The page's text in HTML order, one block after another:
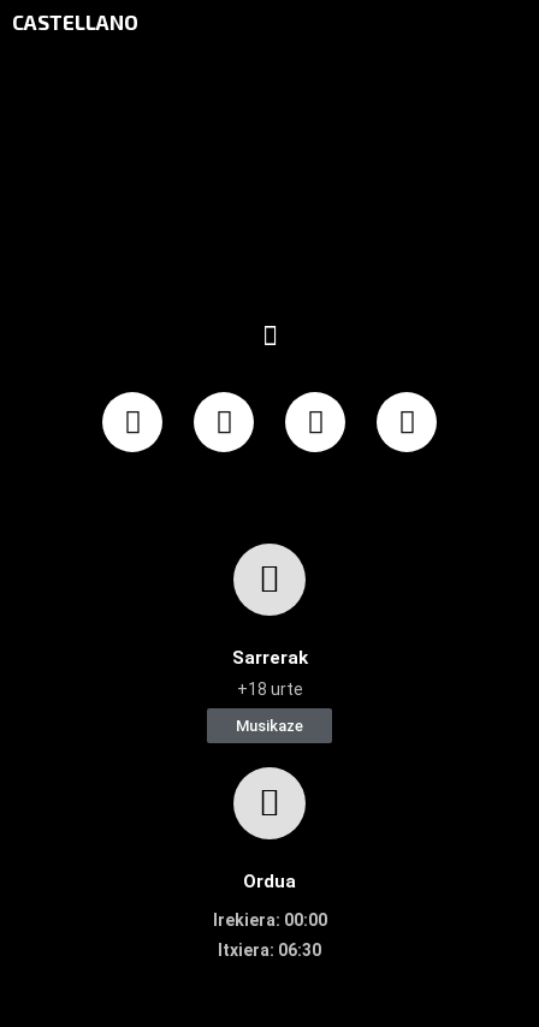
CASTELLANO
Sarrerak
+18 urte
Musikaze
Ordua
Irekiera: 00:00
Itxiera: 06:30